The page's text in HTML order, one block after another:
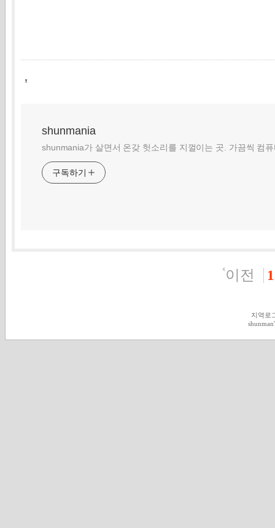
,
shunmania
shunmania가 살면서 온갖 헛소리를 지껄이는 곳. 가끔씩 컴
구독하기
이전 1
지역로
shunman